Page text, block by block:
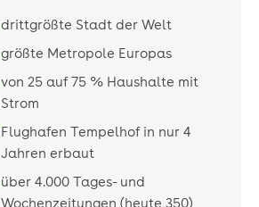
drittgrößte Stadt der Welt
größte Metropole Europas
von 25 auf 75 % Haushalte mit
Strom
Flughafen Tempelhof in nur 4
Jahren erbaut
über 4.000 Tages- und
Wochenzeitungen (heute 350)